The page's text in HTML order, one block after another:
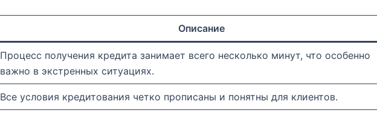
Описание
Процесс получения кредита занимает всего несколько минут, что особенно
важно в экстренных ситуациях.
Все условия кредитования четко прописаны и понятны для клиентов.